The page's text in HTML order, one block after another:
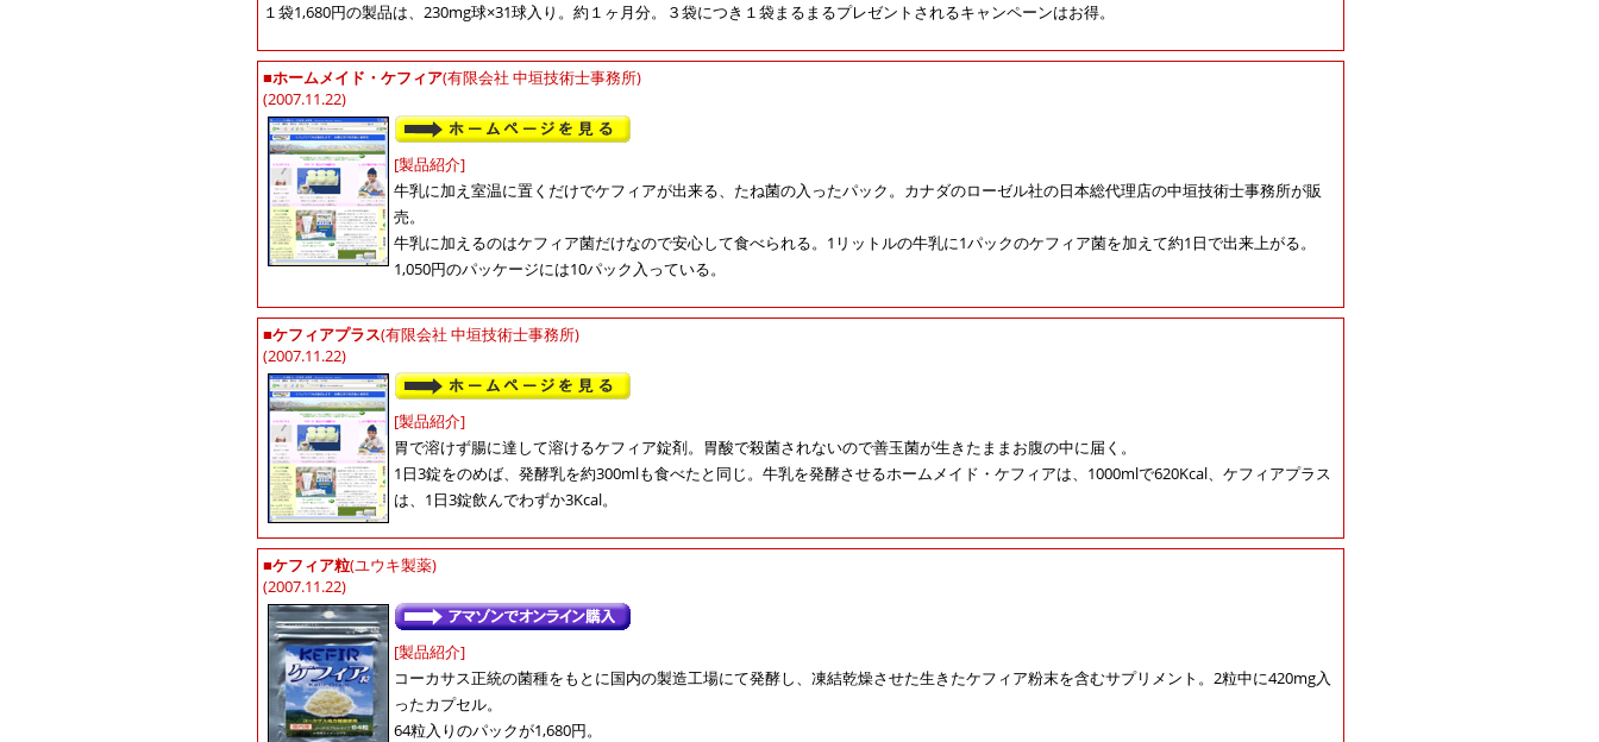
１袋1,680円の製品は、230mg球×31球入り。約１ヶ月分。
３袋につき１袋まるまるプレゼントされるキャンペーンはお得。
■ホームメイド・ケフィア(有限会社 中垣技術士事務所)
(2007.11.22)
[製品紹介]
牛乳に加え室温に置くだけでケフィアが出来る、たね菌の入ったパック。カナダのローゼル社の日本総代理店の中垣技術士事務所が販
売。
牛乳に加えるのはケフィア菌だけなので安心して食べられる。1リットルの牛乳に1パックのケフィア菌を加えて約1日で出来上がる。
1,050円のパッケージには10パック入っている。
■ケフィアプラス(有限会社 中垣技術士事務所)
(2007.11.22)
[製品紹介]
胃で溶けず腸に達して溶けるケフィア錠剤。胃酸で殺菌されないので善玉菌が生きたままお腹の中に届く。
1日3錠をのめば、発酵乳を約300mlも食べたと同じ。牛乳を発酵させるホームメイド・ケフィアは、1000mlで620Kcal、ケフィアプラス
は、1日3錠飲んでわずか3Kcal。
■ケフィア粒(ユウキ製薬)
(2007.11.22)
[製品紹介]
コーカサス正統の菌種をもとに国内の製造工場にて発酵し、凍結乾燥させた生きたケフィア粉末を含むサプリメント。2粒中に420mg入
ったカプセル。
64粒入りのパックが1,680円。